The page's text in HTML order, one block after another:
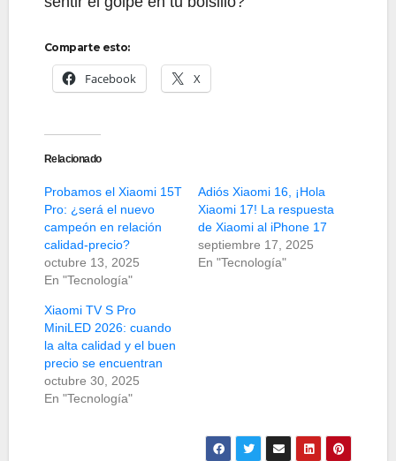
Comparte esto:
Facebook X
Relacionado
Probamos el Xiaomi 15T
Pro: ¿será el nuevo
campeón en relación
calidad-precio?
octubre 13, 2025
En "Tecnología"
Adiós Xiaomi 16, ¡Hola
Xiaomi 17! La respuesta
de Xiaomi al iPhone 17
septiembre 17, 2025
En "Tecnología"
Xiaomi TV S Pro
MiniLED 2026: cuando
la alta calidad y el buen
precio se encuentran
octubre 30, 2025
En "Tecnología"